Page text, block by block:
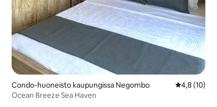
Condo-huoneisto kaupungissa Negombo
4,8 (10)
Ocean Breeze Sea Haven